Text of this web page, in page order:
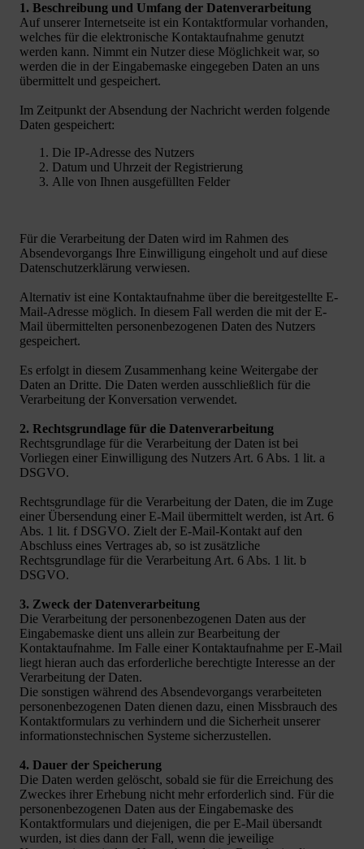
1. Beschreibung und Umfang der Datenverarbeitung
Auf unserer Internetseite ist ein Kontaktformular vorhanden,
welches für die elektronische Kontaktaufnahme genutzt
werden kann. Nimmt ein Nutzer diese Möglichkeit war, so
werden die in der Eingabemaske eingegeben Daten an uns
übermittelt und gespeichert.
Im Zeitpunkt der Absendung der Nachricht werden folgende
Daten gespeichert:
Die IP-Adresse des Nutzers
Datum und Uhrzeit der Registrierung
Alle von Ihnen ausgefüllten Felder
Für die Verarbeitung der Daten wird im Rahmen des
Absendevorgangs Ihre Einwilligung eingeholt und auf diese
Datenschutzerklärung verwiesen.
Alternativ ist eine Kontaktaufnahme über die bereitgestellte E-
Mail-Adresse möglich. In diesem Fall werden die mit der E-
Mail übermittelten personenbezogenen Daten des Nutzers
gespeichert.
Es erfolgt in diesem Zusammenhang keine Weitergabe der
Daten an Dritte. Die Daten werden ausschließlich für die
Verarbeitung der Konversation verwendet.
2. Rechtsgrundlage für die Datenverarbeitung
Rechtsgrundlage für die Verarbeitung der Daten ist bei
Vorliegen einer Einwilligung des Nutzers Art. 6 Abs. 1 lit. a
DSGVO.
Rechtsgrundlage für die Verarbeitung der Daten, die im Zuge
einer Übersendung einer E-Mail übermittelt werden, ist Art. 6
Abs. 1 lit. f DSGVO. Zielt der E-Mail-Kontakt auf den
Abschluss eines Vertrages ab, so ist zusätzliche
Rechtsgrundlage für die Verarbeitung Art. 6 Abs. 1 lit. b
DSGVO.
3. Zweck der Datenverarbeitung
Die Verarbeitung der personenbezogenen Daten aus der
Eingabemaske dient uns allein zur Bearbeitung der
Kontaktaufnahme. Im Falle einer Kontaktaufnahme per E-Mail
liegt hieran auch das erforderliche berechtigte Interesse an der
Verarbeitung der Daten.
Die sonstigen während des Absendevorgangs verarbeiteten
personenbezogenen Daten dienen dazu, einen Missbrauch des
Kontaktformulars zu verhindern und die Sicherheit unserer
informationstechnischen Systeme sicherzustellen.
4. Dauer der Speicherung
Die Daten werden gelöscht, sobald sie für die Erreichung des
Zweckes ihrer Erhebung nicht mehr erforderlich sind. Für die
personenbezogenen Daten aus der Eingabemaske des
Kontaktformulars und diejenigen, die per E-Mail übersandt
wurden, ist dies dann der Fall, wenn die jeweilige